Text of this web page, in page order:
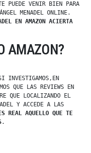
PUEDE VENIR BIEN PARA
MENADEL ONLINE.
EN AMAZON ACIERTA
AMAZON?
INVESTIGAMOS,EN
QUE LAS REVIEWS EN
QUE LOCALIZANDO EL
Y ACCEDE A LAS
REAL AQUELLO QUE TE
.